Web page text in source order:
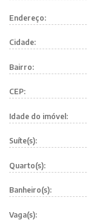
Endereço:
Cidade:
Bairro:
CEP:
Idade do imóvel:
Suíte(s):
Quarto(s):
Banheiro(s):
Vaga(s):